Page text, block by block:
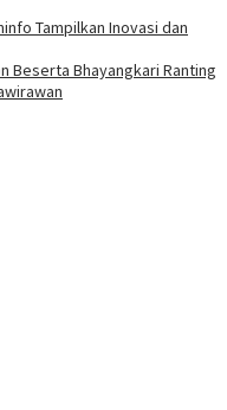
Tampilkan Inovasi dan
Beserta Bhayangkari Ranting